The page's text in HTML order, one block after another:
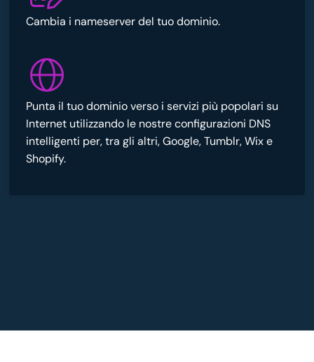
Cambia i nameserver del tuo dominio.
Punta il tuo dominio verso i servizi più popolari su
Internet utilizzando le nostre configurazioni DNS
intelligenti per, tra gli altri, Google, Tumblr, Wix e
Shopify.